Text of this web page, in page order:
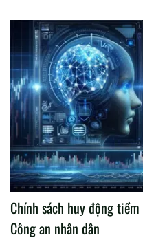
Chính sách huy động
Công an nhân dân